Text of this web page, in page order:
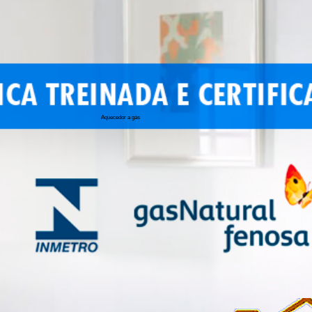
conserto de
conserto de
conserto
conserto de
conserto
conserto de
manutenção
conserto de
Aquecedor a gás